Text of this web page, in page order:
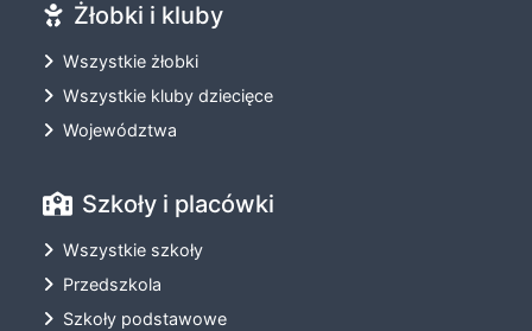
Żłobki i kluby
Wszystkie żłobki
Wszystkie kluby dziecięce
Województwa
Szkoły i placówki
Wszystkie szkoły
Przedszkola
Szkoły podstawowe